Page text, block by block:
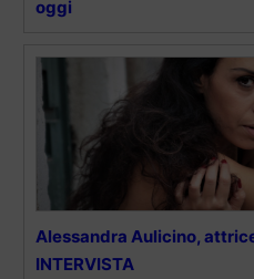
oggi
Alessandra Aulicino,
INTERVISTA